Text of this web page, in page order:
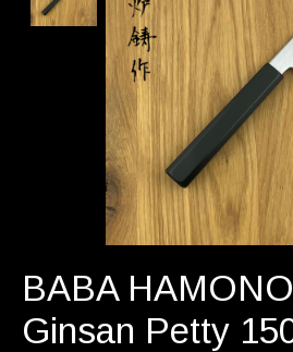
BABA
Ginsan Petty